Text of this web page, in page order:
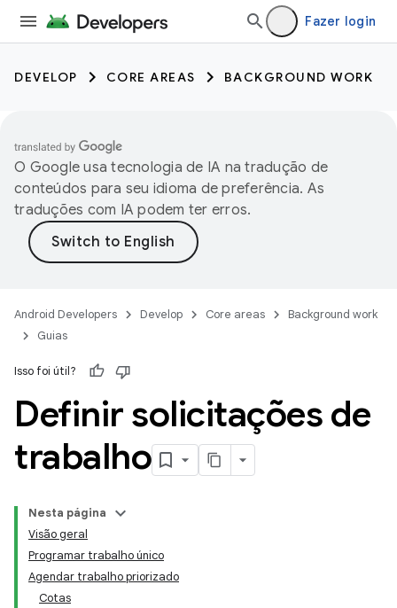
Fazer login
DEVELOP CORE AREAS BACKGROUND WORK
O Google usa tecnologia de IA na tradução de
conteúdos para seu idioma de preferência. As
traduções com IA podem ter erros.
Android Developers Develop Core areas
Background work
Guias
Isso foi útil?
Definir solicitações de
trabalho
Nesta página
Visão geral
Programar trabalho único
Agendar trabalho priorizado
Cotas